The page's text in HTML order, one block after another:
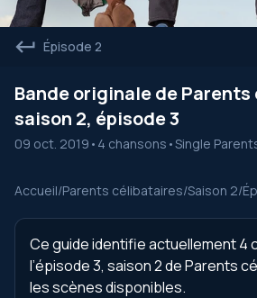
Épisode 2
Bande originale de
saison 2, épisode 3
09 oct. 2019 • 4 chansons •Single
Accueil/Parents célibataires/Saison 2/
Ce guide identifie actuellement 4
l’épisode 3, saison 2 de Parents
les scènes disponibles.